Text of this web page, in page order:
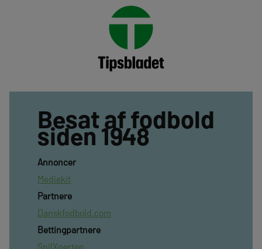
Besat af fodbold
siden 1948
Annoncer
Mediekit
Partnere
Danskfodbold.com
Bettingpartnere
SpilXperten